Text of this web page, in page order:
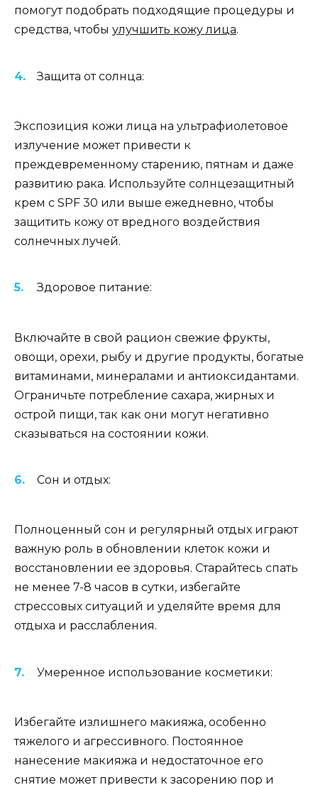
помогут подобрать подходящие процедуры и
средства, чтобы улучшить кожу лица.
Защита от солнца:
Экспозиция кожи лица на ультрафиолетовое
излучение может привести к
преждевременному старению, пятнам и даже
развитию рака. Используйте солнцезащитный
крем с SPF 30 или выше ежедневно, чтобы
защитить кожу от вредного воздействия
солнечных лучей.
Здоровое питание:
Включайте в свой рацион свежие фрукты,
овощи, орехи, рыбу и другие продукты, богатые
витаминами, минералами и антиоксидантами.
Ограничьте потребление сахара, жирных и
острой пищи, так как они могут негативно
сказываться на состоянии кожи.
Сон и отдых:
Полноценный сон и регулярный отдых играют
важную роль в обновлении клеток кожи и
восстановлении ее здоровья. Старайтесь спать
не менее 7-8 часов в сутки, избегайте
стрессовых ситуаций и уделяйте время для
отдыха и расслабления.
Умеренное использование косметики:
Избегайте излишнего макияжа, особенно
тяжелого и агрессивного. Постоянное
нанесение макияжа и недостаточное его
снятие может привести к засорению пор и